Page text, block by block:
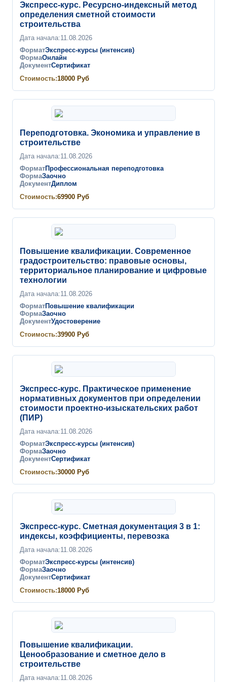
Экспресс-курс. Ресурсно-индексный метод
определения сметной стоимости
строительства
Дата начала:11.08.2026
ФорматЭкспресс-курсы (интенсив)
ФормаОнлайн
ДокументСертификат
Стоимость:18000 Руб
Переподготовка. Экономика и управление в
строительстве
Дата начала:11.08.2026
ФорматПрофессиональная переподготовка
ФормаЗаочно
ДокументДиплом
Стоимость:69900 Руб
Повышение квалификации. Современное
градостроительство: правовые основы,
территориальное планирование и цифровые
технологии
Дата начала:11.08.2026
ФорматПовышение квалификации
ФормаЗаочно
ДокументУдостоверение
Стоимость:39900 Руб
Экспресс-курс. Практическое применение
нормативных документов при определении
стоимости проектно-изыскательских работ
(ПИР)
Дата начала:11.08.2026
ФорматЭкспресс-курсы (интенсив)
ФормаЗаочно
ДокументСертификат
Стоимость:30000 Руб
Экспресс-курс. Сметная документация 3 в 1:
индексы, коэффициенты, перевозка
Дата начала:11.08.2026
ФорматЭкспресс-курсы (интенсив)
ФормаЗаочно
ДокументСертификат
Стоимость:18000 Руб
Повышение квалификации.
Ценообразование и сметное дело в
строительстве
Дата начала:11.08.2026